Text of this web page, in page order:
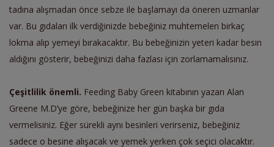
tadına alışmadan önce sebze ile başlamayı da öneren uzmanlar
var. Bu gıdaları ilk verdiğinizde bebeğiniz muhtemelen birkaç
lokma alıp yemeyi bırakacaktır. Bu bebeğinizin yeteri kadar besin
aldığını gösterir, bebeğinizi daha fazlası için zorlamamalısınız.
Çeşitlilik önemli. Feeding Baby Green kitabının yazarı Alan
Greene M.D’ye göre, bebeğinize her gün başka bir gıda
vermelisiniz. Eğer sürekli aynı besinleri verirseniz, bebeğiniz
sadece o besine alışacak ve yemek yerken çok seçici olacaktır.